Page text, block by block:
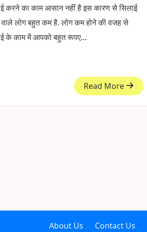
करने का काम आसान नहीं है इस कारण से सिलाई
लोग बहुत कम है. लोग कम होने की वजह से
के काम में आपको बहुत रूपए...
Read More
About Us Contact Us